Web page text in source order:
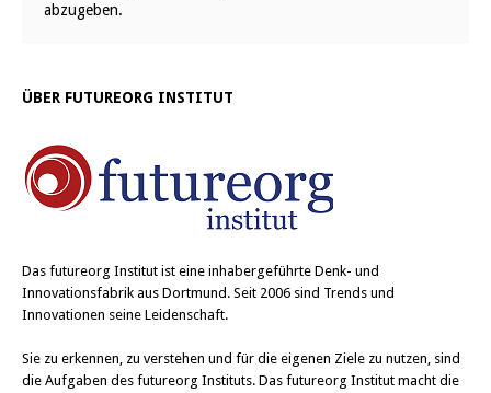
abzugeben.
ÜBER FUTUREORG INSTITUT
Das futureorg Institut ist eine inhabergeführte Denk- und
Innovationsfabrik aus Dortmund. Seit 2006 sind Trends und
Innovationen seine Leidenschaft.
Sie zu erkennen, zu verstehen und für die eigenen Ziele zu nutzen, sind
die Aufgaben des futureorg Instituts. Das futureorg Institut macht die